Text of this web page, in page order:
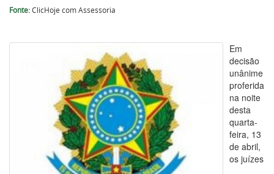
Fonte:ClicHoje com Assessoria
Em
decisão
unânime
proferida
na noite
desta
quarta-
feira, 13
de abril,
os juízes